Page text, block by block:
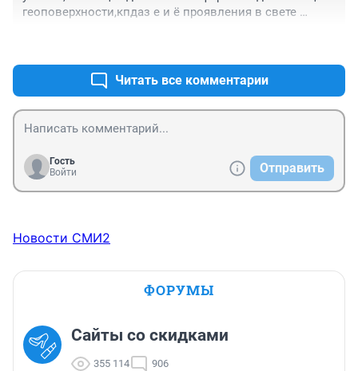
геоповерхности,кпдаз е и ё проявления в свете
Читать все комментарии
Гость
Войти
Отправить
Новости СМИ2
ФОРУМЫ
Сайты со скидками
355 114 906